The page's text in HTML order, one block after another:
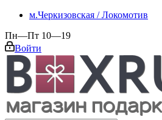
м.Черкизовская / Локомотив
Пн—Пт 10—19
Войти